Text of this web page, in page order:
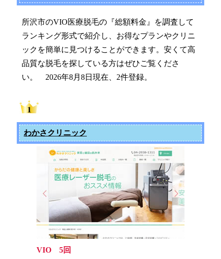
所沢市のVIO医療脱毛の『総額料金』を調査して
ランキング形式で紹介し、お得なプランやクリニ
ックを簡単に見つけることができます。安くて高
品質な脱毛を探している方はぜひご覧くださ
い。 2026年8月8日現在、2件登録。
わかさクリニック
VIO 5回